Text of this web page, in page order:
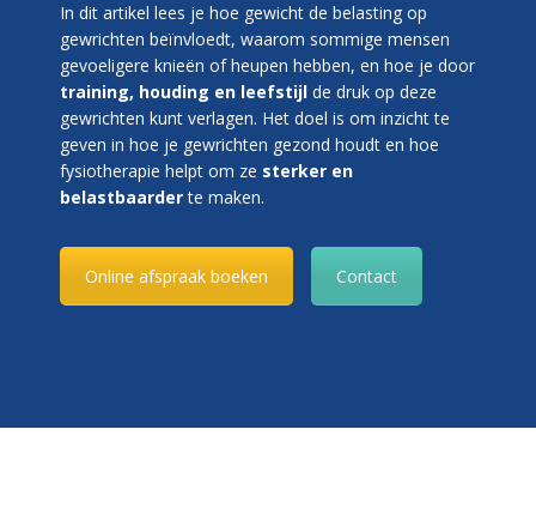
In dit artikel lees je hoe gewicht de belasting op
gewrichten beïnvloedt, waarom sommige mensen
gevoeligere knieën of heupen hebben, en hoe je door
training, houding en leefstijl de druk op deze
gewrichten kunt verlagen. Het doel is om inzicht te
geven in hoe je gewrichten gezond houdt en hoe
fysiotherapie helpt om ze sterker en
belastbaarderte maken.
Online afspraak boeken Contact